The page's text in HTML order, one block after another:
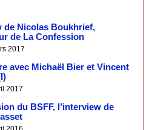
de Nicolas Boukhrief,
de La Confession
2017
avec Michaël Bier et Vincent
2017
du BSFF, l’interview de